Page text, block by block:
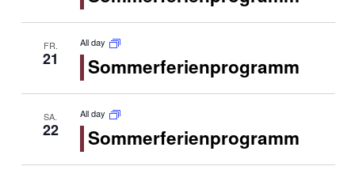
FR.
21
All day
Sommerferienprogramm
SA.
22
All day
Sommerferienprogramm